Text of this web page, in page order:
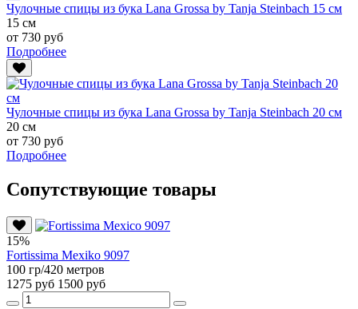
Чулочные спицы из бука Lana Grossa by Tanja Steinbach 15 см
15 см
от 730 руб
Подробнее
Чулочные спицы из бука Lana Grossa by Tanja Steinbach 20 см
20 см
от 730 руб
Подробнее
Сопутствующие товары
15%
Fortissima Mexiko 9097
100 гр/420 метров
1275 руб 1500 руб